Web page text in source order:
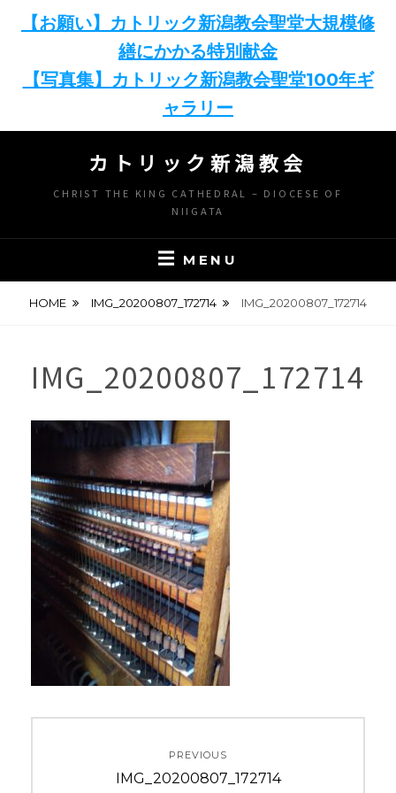
【お願い】カトリック新潟教会聖堂大規模修
繕にかかる特別献金
【写真集】カトリック新潟教会聖堂100年ギ
ャラリー
content
カトリック新潟教会
CHRIST THE KING CATHEDRAL – DIOCESE OF
NIIGATA
MENU
HOME IMG_20200807_172714 IMG_20200807_172714
IMG_20200807_172714
PREVIOUS
Previous
IMG_20200807_172714